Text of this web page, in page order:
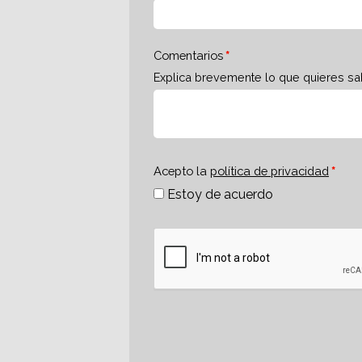
Comentarios
Explica brevemente lo que quieres
Acepto la política de privacidad
Estoy de acuerdo